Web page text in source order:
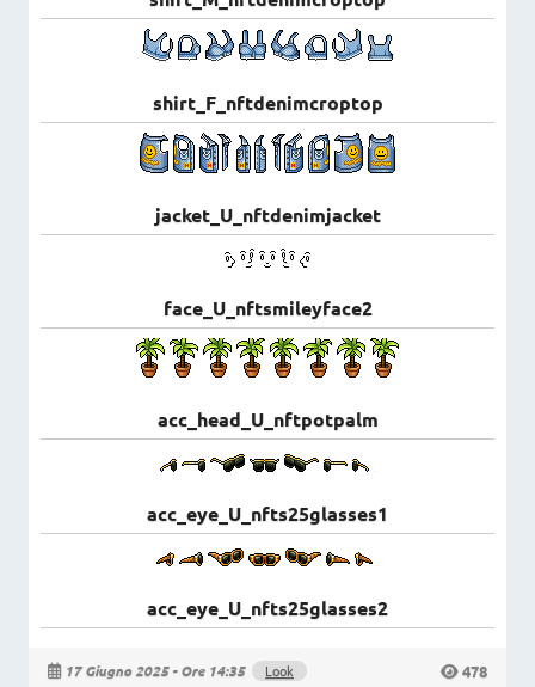
shirt_F_nftdenimcroptop
jacket_U_nftdenimjacket
face_U_nftsmileyface2
acc_head_U_nftpotpalm
acc_eye_U_nfts25glasses1
acc_eye_U_nfts25glasses2
17 Giugno 2025 - Ore 14:35 Look 478